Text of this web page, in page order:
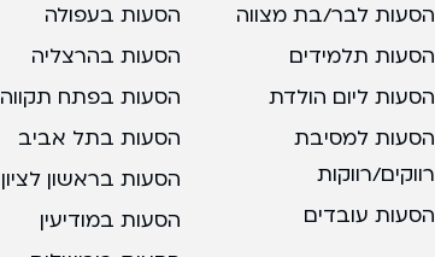
הסעות לבר/בת מצווה
הסעות תלמידים
הסעות ליום הולדת
הסעות למסיבת
רווקים/רווקות
הסעות עובדים
הסעות בעפולה
הסעות בהרצליה
הסעות בפתח תקווה
הסעות בתל אביב
הסעות בראשון לציון
הסעות במודיעין